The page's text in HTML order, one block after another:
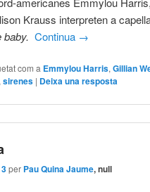
Krauss interpreten a
baby. Continua →
com a Emmylou Harris,Gillian
,sirenes | Deixa una resposta
per Pau Quina Jaume, null